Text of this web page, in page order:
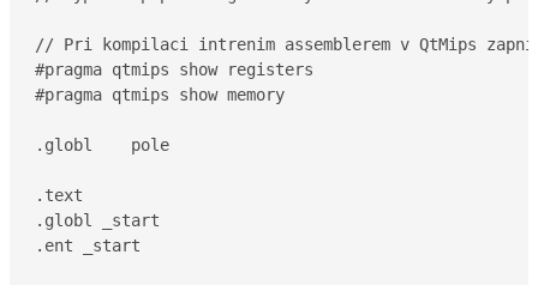
// Pri kompilaci intrenim assemblerem v QtMips zapni
#pragma qtmips show registers
#pragma qtmips show memory
.globl    pole
.text
.globl _start
.ent _start